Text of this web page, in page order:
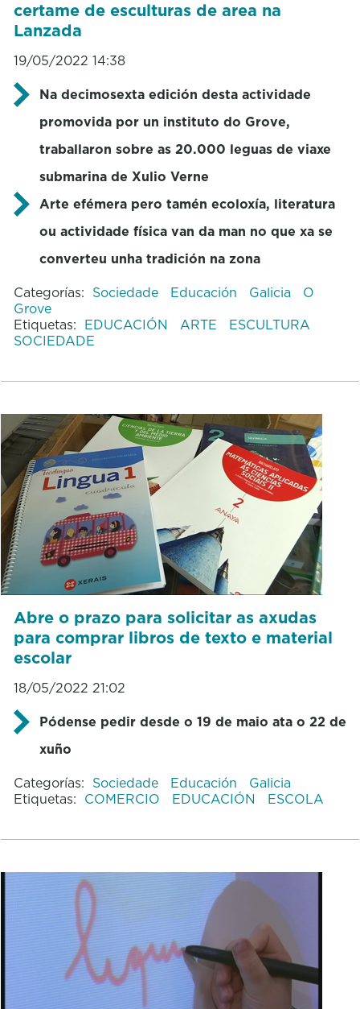
certame de esculturas de area na
Lanzada
19/05/2022 14:38
Na decimosexta edición desta actividade
promovida por un instituto do Grove,
traballaron sobre as 20.000 leguas de viaxe
submarina de Xulio Verne
Arte efémera pero tamén ecoloxía, literatura
ou actividade física van da man no que xa se
converteu unha tradición na zona
Categorías: Sociedade Educación Galicia
O
Grove
Etiquetas: EDUCACIÓN ARTE
ESCULTURA
SOCIEDADE
Abre o prazo para solicitar as axudas
para comprar libros de texto e material
escolar
18/05/2022 21:02
Pódense pedir desde o 19 de maio ata o 22 de
xuño
Categorías: Sociedade Educación
Galicia
Etiquetas: COMERCIO EDUCACIÓN ESCOLA